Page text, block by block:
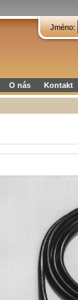
Jméno:
O nás Kontakt